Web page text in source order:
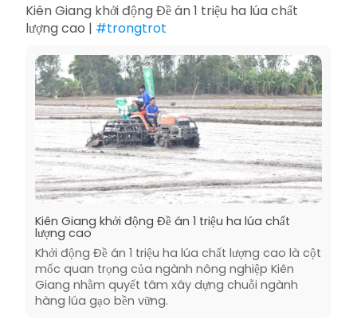
Kiên Giang khởi động Đề án 1 triệu ha lúa chất
lượng cao | #trongtrot
Kiên Giang khởi động Đề án 1 triệu ha lúa chất
lượng cao
Khởi động Đề án 1 triệu ha lúa chất lượng cao là cột
mốc quan trọng của ngành nông nghiệp Kiên
Giang nhằm quyết tâm xây dựng chuỗi ngành
hàng lúa gạo bền vững.